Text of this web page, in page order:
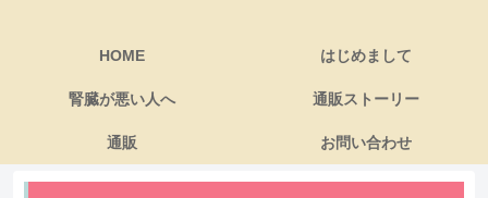
HOME はじめまして
腎臓が悪い人へ 通販ストーリー
通販 お問い合わせ